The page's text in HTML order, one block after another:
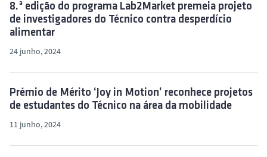
8.ª edição do programa Lab2Market premeia projeto
de investigadores do Técnico contra desperdício
alimentar
24 junho, 2024
Prémio de Mérito ‘Joy in Motion’ reconhece projetos
de estudantes do Técnico na área da mobilidade
11 junho, 2024